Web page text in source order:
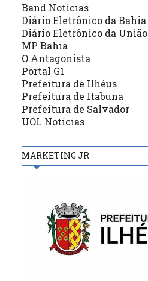
Band Notícias
Diário Eletrônico da Bahia
Diário Eletrônico da União
MP Bahia
O Antagonista
Portal G1
Prefeitura de Ilhéus
Prefeitura de Itabuna
Prefeitura de Salvador
UOL Notícias
MARKETING JR